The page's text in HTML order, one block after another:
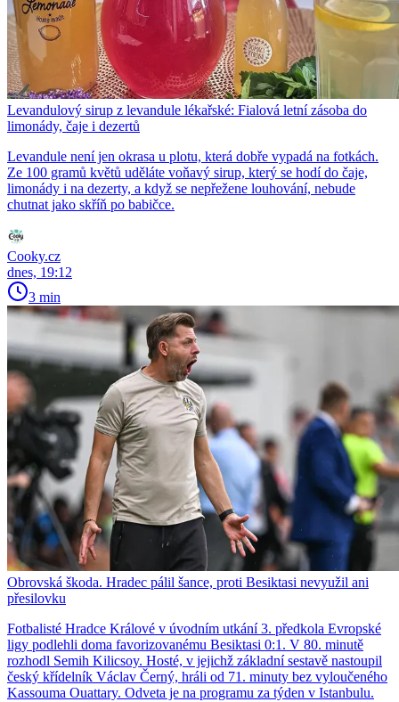
Levandulový sirup z levandule lékařské: Fialová letní zásoba do
limonády, čaje i dezertů
Levandule není jen okrasa u plotu, která dobře vypadá na fotkách.
Ze 100 gramů květů uděláte voňavý sirup, který se hodí do čaje,
limonády i na dezerty, a když se nepřežene louhování, nebude
chutnat jako skříň po babičce.
Cooky.cz
dnes, 19:12
3 min
Obrovská škoda. Hradec pálil šance, proti Besiktasi nevyužil ani
přesilovku
Fotbalisté Hradce Králové v úvodním utkání 3. předkola Evropské
ligy podlehli doma favorizovanému Besiktasi 0:1. V 80. minutě
rozhodl Semih Kilicsoy. Hosté, v jejichž základní sestavě nastoupil
český křídelník Václav Černý, hráli od 71. minuty bez vyloučeného
Kassouma Ouattary. Odveta je na programu za týden v Istanbulu.